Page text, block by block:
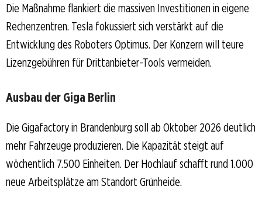
Die Maßnahme flankiert die massiven Investitionen in eigene
Rechenzentren. Tesla fokussiert sich verstärkt auf die
Entwicklung des Roboters Optimus. Der Konzern will teure
Lizenzgebühren für Drittanbieter-Tools vermeiden.
Ausbau der Giga Berlin
Die Gigafactory in Brandenburg soll ab Oktober 2026 deutlich
mehr Fahrzeuge produzieren. Die Kapazität steigt auf
wöchentlich 7.500 Einheiten. Der Hochlauf schafft rund 1.000
neue Arbeitsplätze am Standort Grünheide.